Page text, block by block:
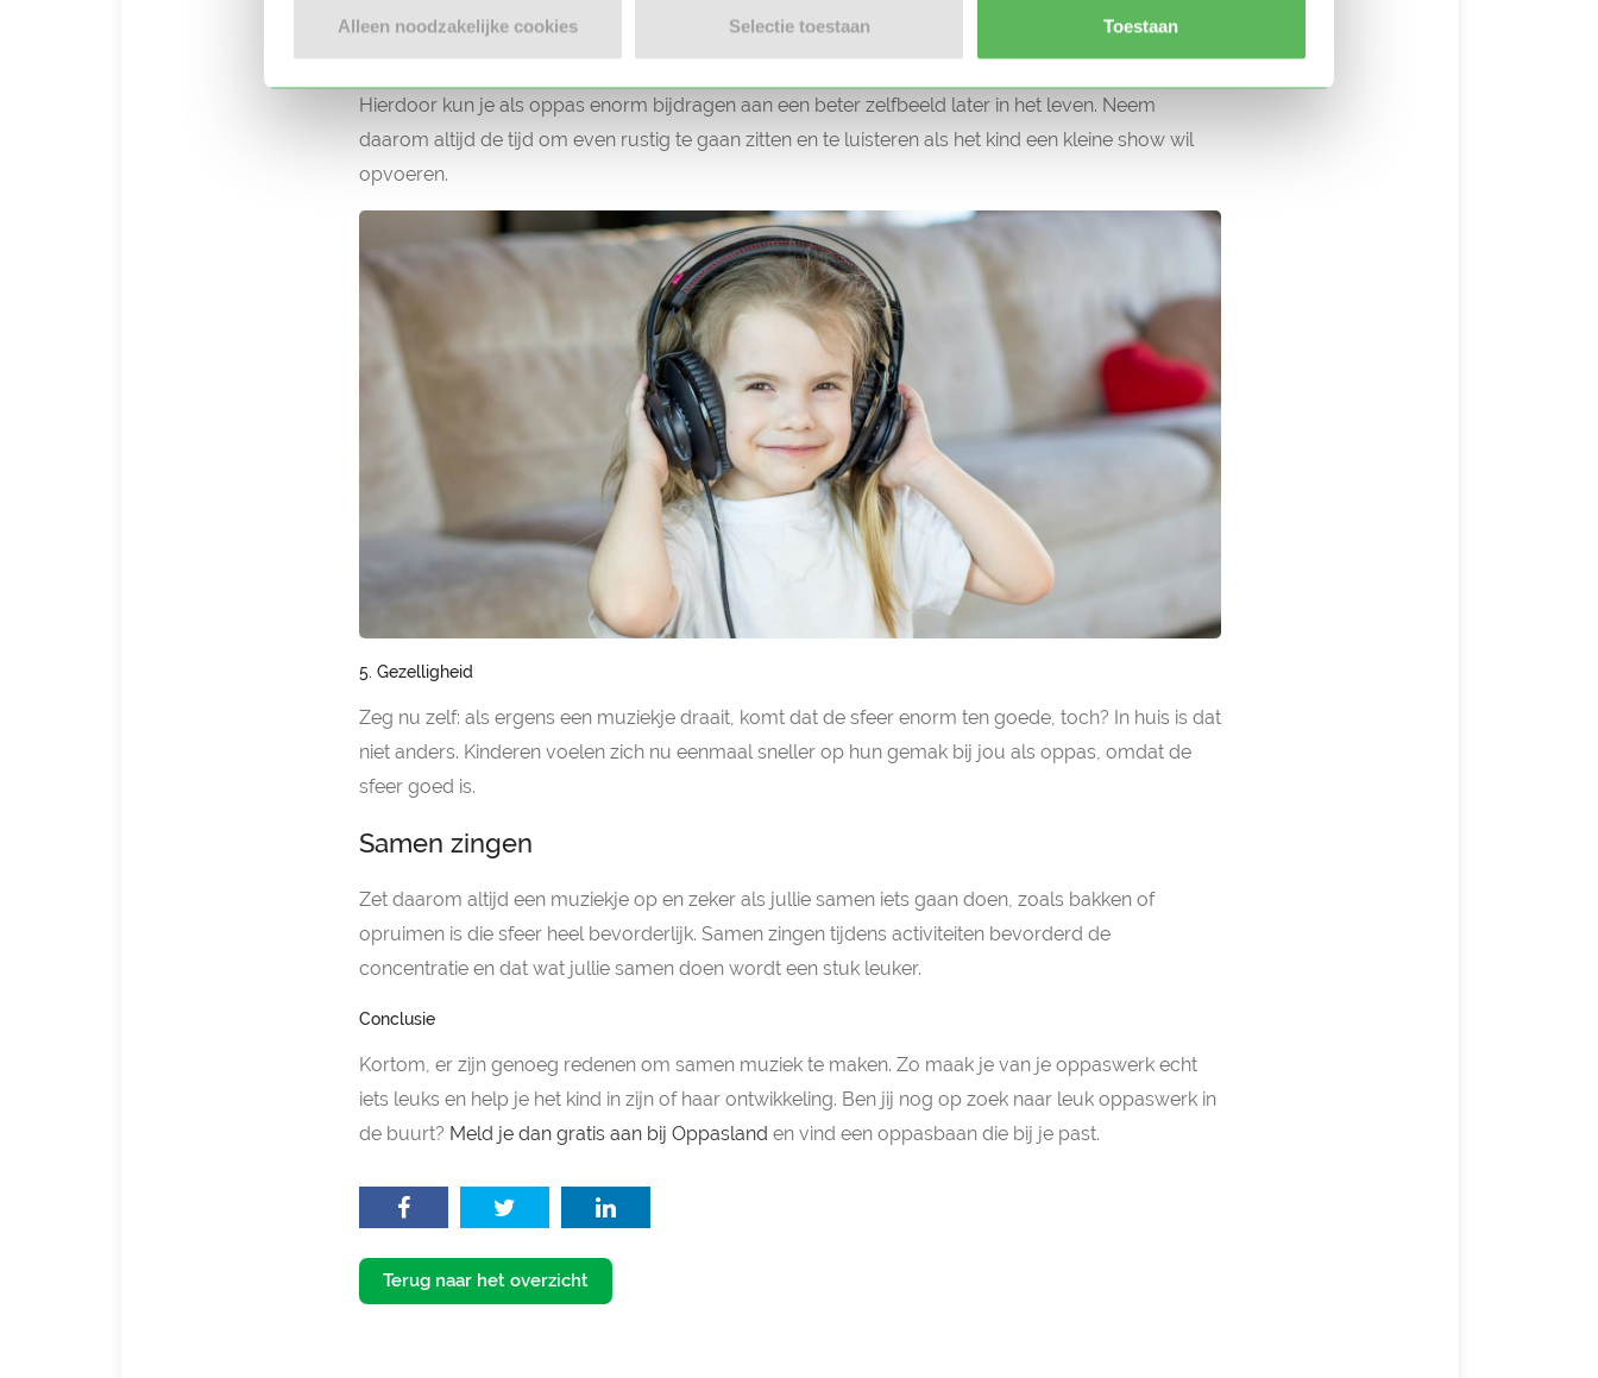
Alleen noodzakelijke cookies Selectie toestaan Toestaan
Hierdoor kun je als oppas enorm bijdragen aan een beter zelfbeeld later in het leven. Neem
daarom altijd de tijd om even rustig te gaan zitten en te luisteren als het kind een kleine show wil
opvoeren.
5. Gezelligheid
Zeg nu zelf: als ergens een muziekje draait, komt dat de sfeer enorm ten goede, toch? In huis is dat
niet anders. Kinderen voelen zich nu eenmaal sneller op hun gemak bij jou als oppas, omdat de
sfeer goed is.
Samen zingen
Zet daarom altijd een muziekje op en zeker als jullie samen iets gaan doen, zoals bakken of
opruimen is die sfeer heel bevorderlijk. Samen zingen tijdens activiteiten bevorderd de
concentratie en dat wat jullie samen doen wordt een stuk leuker.
Conclusie
Kortom, er zijn genoeg redenen om samen muziek te maken. Zo maak je van je oppaswerk echt
iets leuks en help je het kind in zijn of haar ontwikkeling. Ben jij nog op zoek naar leuk oppaswerk in
de buurt? Meld je dan gratis aan bij Oppasland en vind een oppasbaan die bij je past.
Terug naar het overzicht